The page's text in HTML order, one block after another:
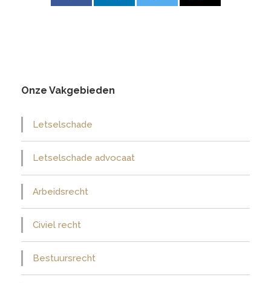
Onze Vakgebieden
Letselschade
Letselschade advocaat
Arbeidsrecht
Civiel recht
Bestuursrecht